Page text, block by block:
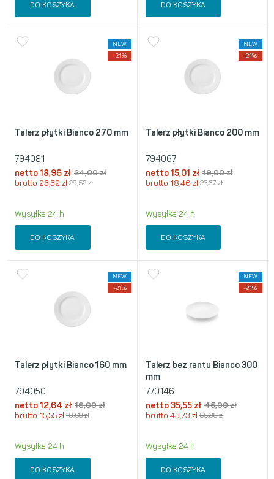
DO KOSZYKA DO KOSZYKA
NEW
-21%
Talerz płytki Bianco 270 mm
794081
netto18,96 zł 24,00zł
brutto 23,32 zł 29,52zł
Wysyłka 24 h
DO KOSZYKA
NEW
-21%
Talerz płytki Bianco 200 mm
794067
netto 15,01 zł 19,00zł
brutto 18,46 zł 23,37zł
Wysyłka 24 h
DO KOSZYKA
NEW
-21%
Talerz płytki Bianco 160 mm
794050
netto12,64 zł 16,00zł
brutto 15,55 zł 19,68zł
Wysyłka 24 h
DO KOSZYKA
NEW
-21%
Talerz bez rantu Bianco 300
mm
770146
netto 35,55 zł 45,00zł
brutto 43,73 zł 55,35zł
Wysyłka 24 h
DO KOSZYKA